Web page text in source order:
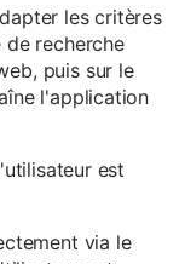
les critères
recherche
puis sur le
l'application
est
via le